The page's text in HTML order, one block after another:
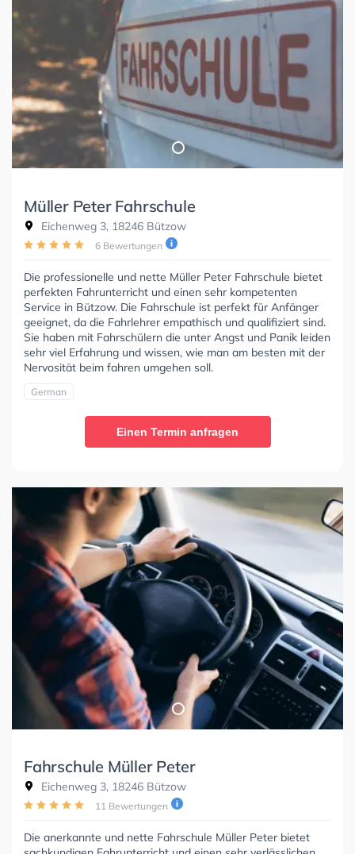
Müller Peter Fahrschule
Eichenweg 3, 18246 Bützow
6 Bewertungen
Die professionelle und nette Müller Peter Fahrschule bietet
perfekten Fahrunterricht und einen sehr kompetenten
Service in Bützow. Die Fahrschule ist perfekt für Anfänger
geeignet, da die Fahrlehrer empathisch und qualifiziert sind.
Sie haben mit Fahrschülern die unter Angst und Panik leiden
sehr viel Erfahrung und wissen, wie man am besten mit der
Nervosität beim fahren umgehen soll.
German
Einen Termin anfragen
Fahrschule Müller Peter
Eichenweg 3, 18246 Bützow
11 Bewertungen
Die anerkannte und nette Fahrschule Müller Peter bietet